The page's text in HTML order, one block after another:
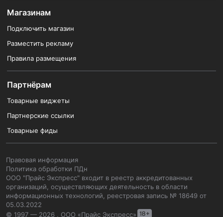
Магазинам
Подключить магазин
Разместить рекламу
Правила размещения
Партнёрам
Товарные виджеты
Партнерские ссылки
Товарные фиды
Правовая информация
Политика обработки ПДн
ООО "Прайс Экспресс" входит в реестр аккредитованных
организаций, осуществляющих деятельность в области
информационных технологий, реестровая запись № 18649 от
05.03.2022
© 1997 — 2026 , ООО «Прайс Экспресс»